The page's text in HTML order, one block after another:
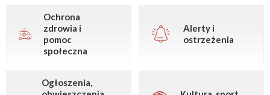
Ochrona
zdrowia i
pomoc
społeczna
Alerty i
ostrzeżenia
Ogłoszenia,